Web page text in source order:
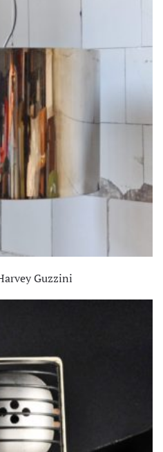
Guzzini